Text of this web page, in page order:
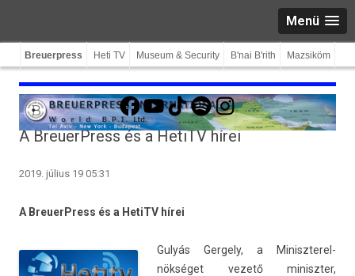
Menü
Breuerpress Heti TV Museum & Security B'nai B'rith Mazsiköm
Facebook
YouTube
TikTokSpotifyInstagram
A BreuerPress és a HetiTV hírei
2019. július 19 05:31
A BreuerPress és a HetiTV hírei
Gulyás Ger­ge­ly, a Miniszterel­
nökséget vezető miniszt­er,